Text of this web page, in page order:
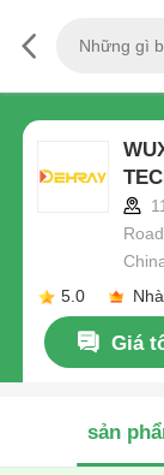
5.0
Giá
sản